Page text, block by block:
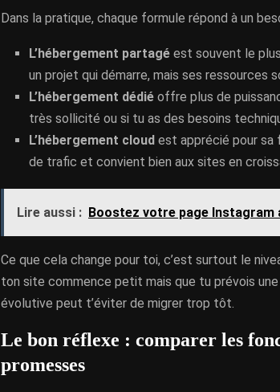
Dans la pratique, chaque formule répond à un
L’hébergement partagé est souvent le
un projet qui démarre, mais ses ressources
L’hébergement dédié offre plus de
très sollicité ou si tu as des besoins
L’hébergement cloud est apprécié pour sa
de trafic et convient bien aux sites en
Lire aussi : Boostez votre page
Ce que cela change pour toi, c’est surtout le
ton site commence petit mais que tu prévois
évolutive peut t’éviter de migrer trop tôt.
Le bon réflexe : comparer les
promesses